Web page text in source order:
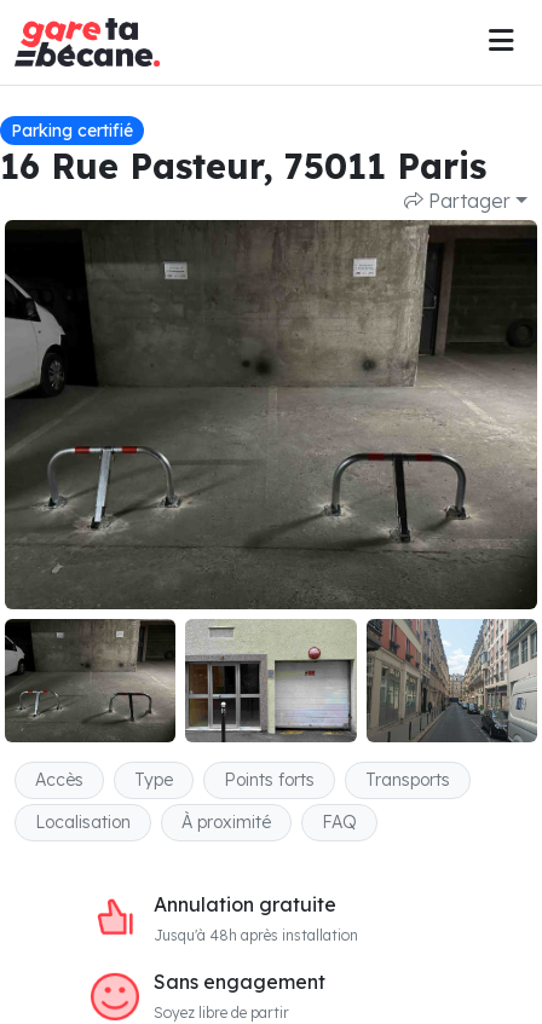
Parking certifié
16 Rue Pasteur, 75011 Paris
Partager
Accès Type Points forts
Transports
Localisation
À proximité FAQ
Annulation gratuite
Jusqu'à 48h après installation
Sans engagement
Soyez libre de partir